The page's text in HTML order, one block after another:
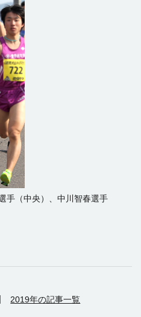
手（中央）、中川智春選手
2019年の記事一覧